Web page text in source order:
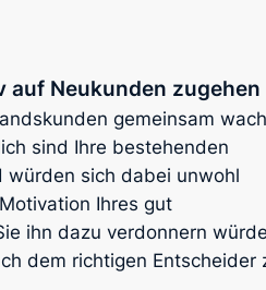
auf Neukunden zugehen
gemeinsam
sind Ihre bestehenden
würden sich dabei unwohl
Ihres gut
ihn dazu verdonnern
dem richtigen Entscheider